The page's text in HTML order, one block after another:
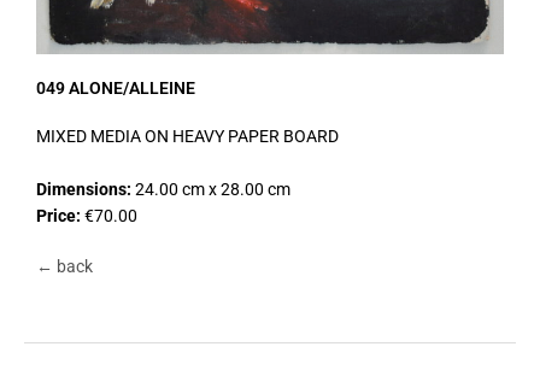
049 ALONE/ALLEINE
MIXED MEDIA ON HEAVY PAPER BOARD
Dimensions: 24.00 cm x 28.00 cm
Price: €70.00
← back